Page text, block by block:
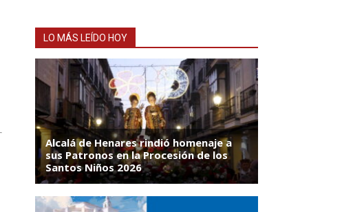
LO MÁS LEÍDO HOY